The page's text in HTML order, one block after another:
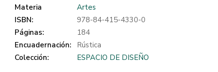
Materia
Artes
ISBN:
978-84-415-4330-0
Páginas:
184
Encuadernación:
Rústica
Colección:
ESPACIO DE DISEÑO